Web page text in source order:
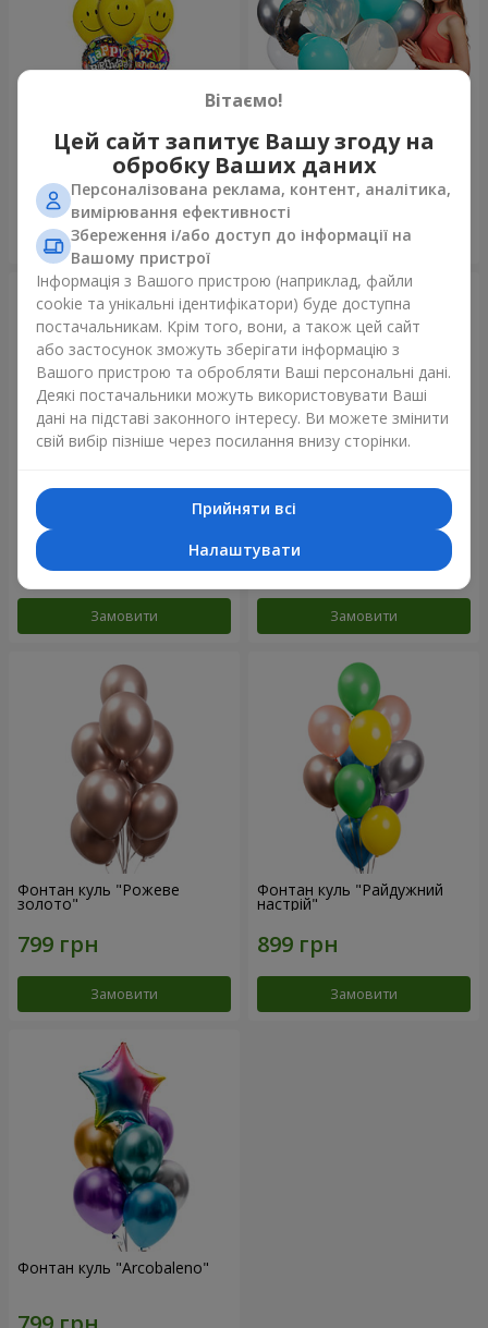
Мікс смайлів "З Днем
Народження"
Замовити
Колекція кульок "Бірюза" - 9
кульок
Замовити
11 жовтих смайликів і
червоних сердець
Замовити
Фонтан куль "Небо"
Замовити
Фонтан куль "Рожеве
золото"
Замовити
Фонтан куль "Райдужний
настрій"
Замовити
Фонтан куль "Arcobaleno"
Вітаємо!
Цей сайт запитує Вашу згоду на
обробку Ваших даних
Персоналізована реклама, контент, аналітика,
вимірювання ефективності
Збереження і/або доступ до інформації на
Вашому пристрої
Інформація з Вашого пристрою (наприклад, файли
cookie та унікальні ідентифікатори) буде доступна
постачальникам. Крім того, вони, а також цей сайт
або застосунок зможуть зберігати інформацію з
Вашого пристрою та обробляти Ваші персональні дані.
Деякі постачальники можуть використовувати Ваші
дані на підставі законного інтересу. Ви можете змінити
свій вибір пізніше через посилання внизу сторінки.
Прийняти всі
Налаштувати